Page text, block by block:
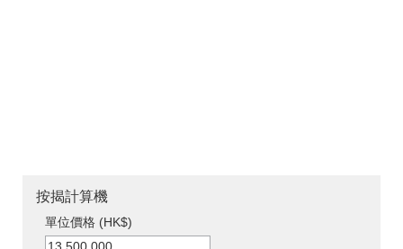
按揭計算機
單位價格 (HK$)